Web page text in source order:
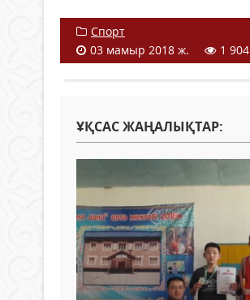
Спорт
03 мамыр 2018 ж.
1 904
ҰҚСАС ЖАҢАЛЫҚТАР: